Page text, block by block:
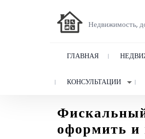
Недвижимость,
ГЛАВНАЯ
КОНСУЛЬТАЦИИ
оформить и